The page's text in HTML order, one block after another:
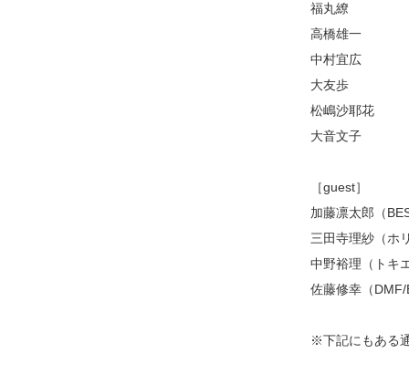
福丸繚
高橋雄一
中村宜広
大友歩
松嶋沙耶花
大音文子
［guest］
加藤凛太郎（
三田寺理紗（ホ
中野裕理（トキ
佐藤修幸（DMF/
※下記にもある